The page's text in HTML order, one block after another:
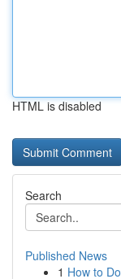
HTML is disabled
Search
Published News
1 How to